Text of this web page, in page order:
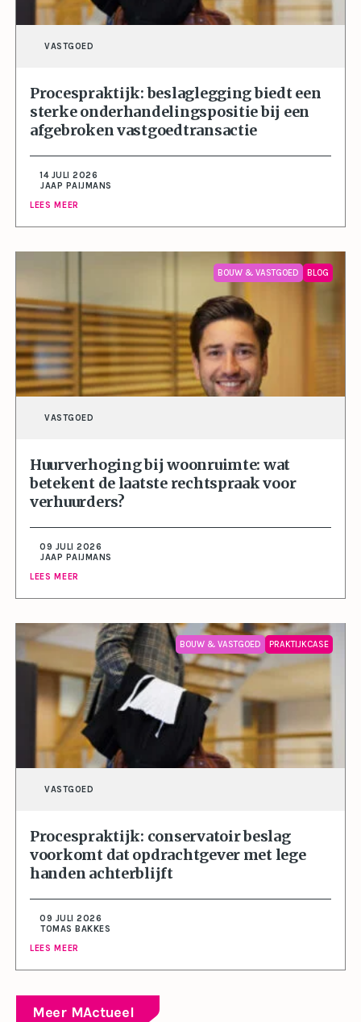
VASTGOED
Procespraktijk: beslaglegging biedt een
sterke onderhandelingspositie bij een
afgebroken vastgoedtransactie
14 JULI 2026
JAAP PAIJMANS
LEES MEER
BOUW & VASTGOED BLOG
VASTGOED
Huurverhoging bij woonruimte: wat
betekent de laatste rechtspraak voor
verhuurders?
09 JULI 2026
JAAP PAIJMANS
LEES MEER
BOUW & VASTGOED PRAKTIJKCASE
VASTGOED
Procespraktijk: conservatoir beslag
voorkomt dat opdrachtgever met lege
handen achterblijft
09 JULI 2026
TOMAS BAKKES
LEES MEER
Meer MActueel